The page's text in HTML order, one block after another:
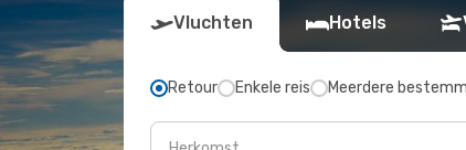
Vluchten Hotels
Retour Enkele reis Meerdere